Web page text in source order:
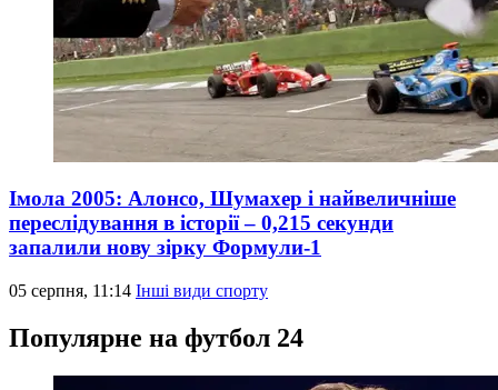
Імола 2005: Алонсо, Шумахер і найвеличніше
переслідування в історії – 0,215 секунди
запалили нову зірку Формули-1
05 серпня, 11:14 Інші види спорту
Популярне на футбол 24